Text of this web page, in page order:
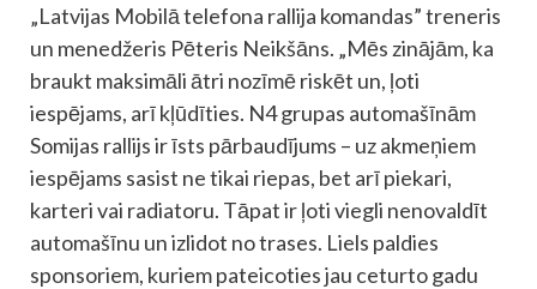
„Latvijas Mobilā telefona rallija komandas” treneris
un menedžeris Pēteris Neikšāns. „Mēs zinājām, ka
braukt maksimāli ātri nozīmē riskēt un, ļoti
iespējams, arī kļūdīties. N4 grupas automašīnām
Somijas rallijs ir īsts pārbaudījums – uz akmeņiem
iespējams sasist ne tikai riepas, bet arī piekari,
karteri vai radiatoru. Tāpat ir ļoti viegli nenovaldīt
automašīnu un izlidot no trases. Liels paldies
sponsoriem, kuriem pateicoties jau ceturto gadu